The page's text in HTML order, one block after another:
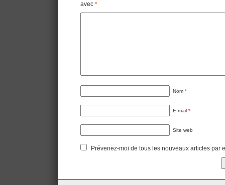
avec *
Nom *
E-mail *
Site web
Prévenez-moi de tous les nouveaux articles par